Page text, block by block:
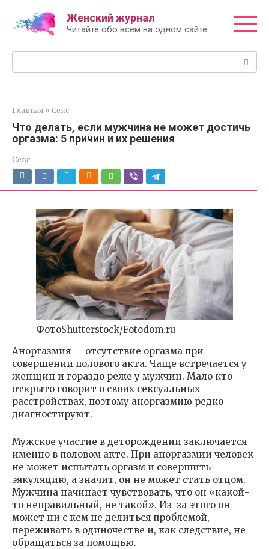
контенту
Женский журнал
Читайте обо всем на одном сайте
Главная » Секс
Что делать, если мужчина не может достичь
оргазма: 5 причин и их решения
Секс
ФотоShutterstock/Fotodom.ru
Аноргазмия — отсутствие оргазма при
совершении полового акта. Чаще встречается у
женщин и гораздо реже у мужчин. Мало кто
открыто говорит о своих сексуальных
расстройствах, поэтому аноргазмию редко
диагностируют.
Мужское участие в деторождении заключается
именно в половом акте. При аноргазмии человек
не может испытать оргазм и совершить
эякуляцию, а значит, он не может стать отцом.
Мужчина начинает чувствовать, что он «какой-
то неправильный, не такой». Из-за этого он
может ни с кем не делиться проблемой,
переживать в одиночестве и, как следствие, не
обращаться за помощью.